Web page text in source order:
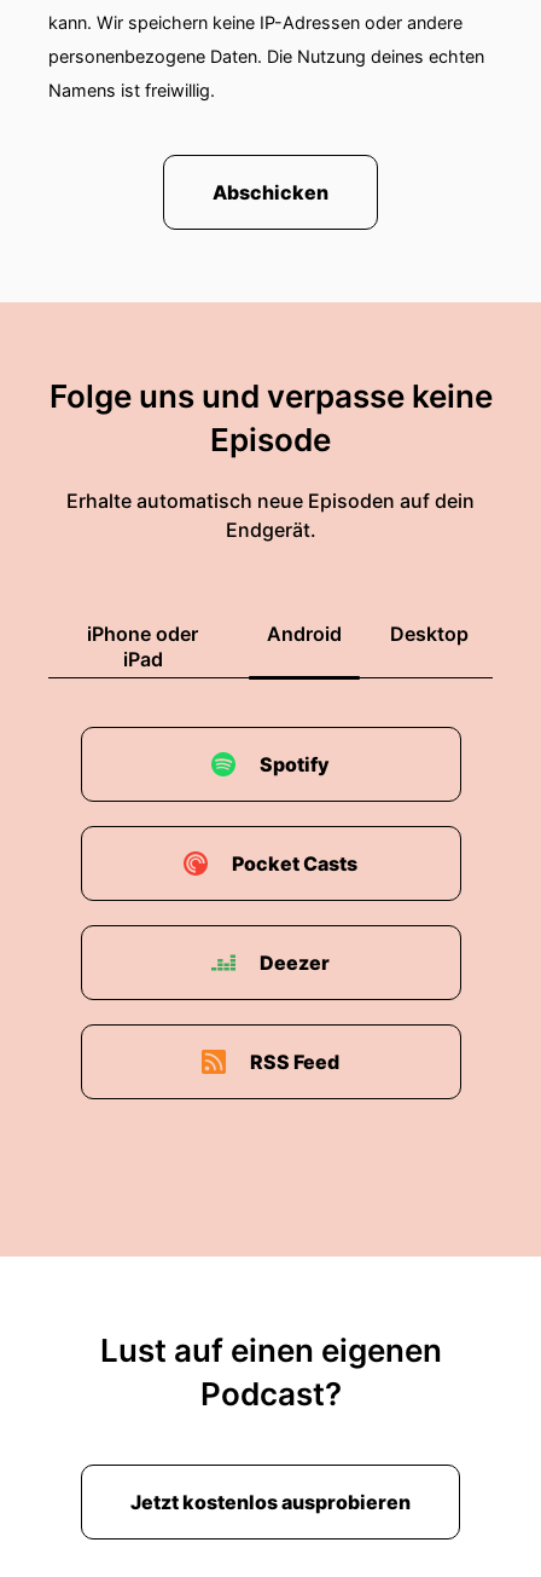
kann. Wir speichern keine IP-Adressen oder andere
personenbezogene Daten. Die Nutzung deines echten
Namens ist freiwillig.
Abschicken
Folge uns und verpasse keine
Episode
Erhalte automatisch neue Episoden auf dein
Endgerät.
iPhone oder
iPad
Android Desktop
Spotify
Pocket Casts
Deezer
RSS Feed
Lust auf einen eigenen
Podcast?
Jetzt kostenlos ausprobieren